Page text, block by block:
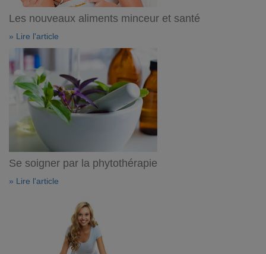
Les nouveaux aliments minceur et santé
» Lire l'article
Se soigner par la phytothérapie
» Lire l'article